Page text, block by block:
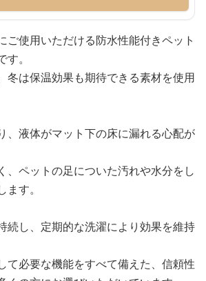
ご使用いただける防水性能付きペット
。
冬は保温効果も期待できる素材を使用
、液体がマット下の床に漏れる心配が
、ペットの足についた汚れや水分をし
す。
続し、定期的な洗濯により効果を維持
て必要な機能をすべて備えた、信頼性